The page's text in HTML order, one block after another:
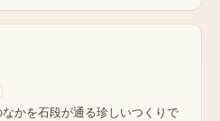
かを石段が通る珍しいつくりで